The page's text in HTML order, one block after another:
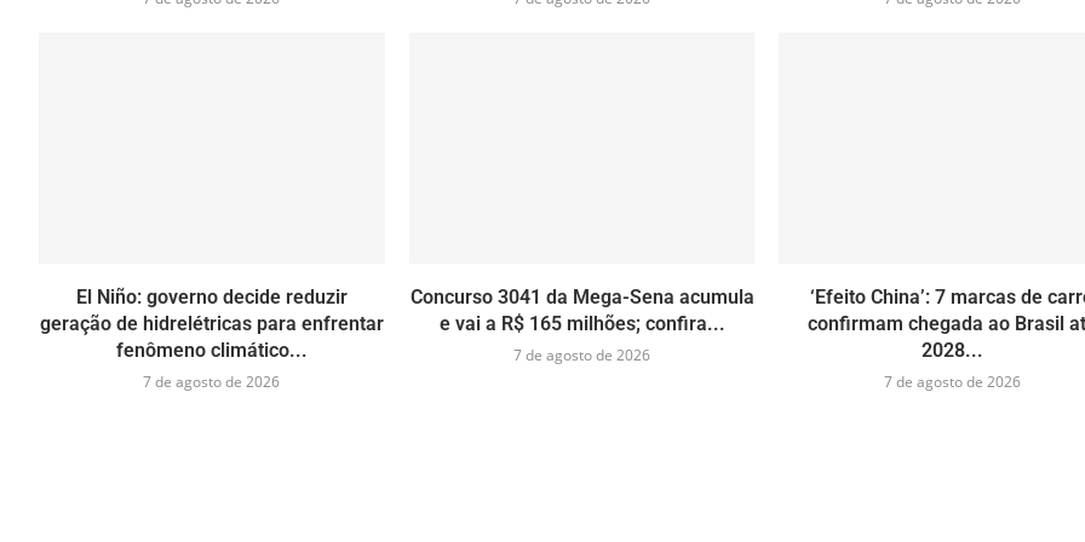
El Niño: governo decide reduzir
geração de hidrelétricas para enfrentar
fenômeno climático...
7 de agosto de 2026
Concurso 3041 da Mega-Sena acumula
e vai a R$ 165 milhões; confira...
7 de agosto de 2026
‘Efeito China’: 7 marcas de
confirmam chegada ao Brasil
2028...
7 de agosto de 2026